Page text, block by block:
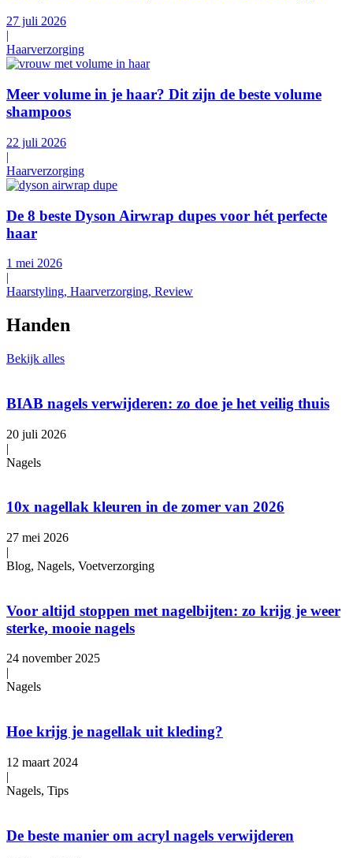
27 juli 2026
|
Haarverzorging
Meer volume in je haar? Dit zijn de beste volume
shampoos
22 juli 2026
|
Haarverzorging
De 8 beste Dyson Airwrap dupes voor hét perfecte
haar
1 mei 2026
|
Haarstyling, Haarverzorging, Review
Handen
Bekijk alles
BIAB nagels verwijderen: zo doe je het veilig thuis
20 juli 2026
|
Nagels
10x nagellak kleuren in de zomer van 2026
27 mei 2026
|
Blog, Nagels, Voetverzorging
Voor altijd stoppen met nagelbijten: zo krijg je weer
sterke, mooie nagels
24 november 2025
|
Nagels
Hoe krijg je nagellak uit kleding?
12 maart 2024
|
Nagels, Tips
De beste manier om acryl nagels verwijderen